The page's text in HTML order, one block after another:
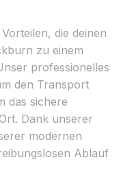
die deinen
zu einem
professionelles
den Transport
das sichere
Dank unserer
modernen
Ablauf